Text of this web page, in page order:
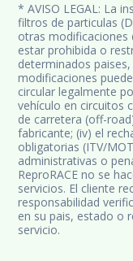
* AVISO LEGAL: La
filtros de particulas
otras modificaciones
estar prohibida o
determinados
modificaciones
circular legalmente
vehículo en circuitos
de carretera (off-
fabricante; (iv) el
obligatorias (ITV/
administrativas o
ReproRACE no se
servicios. El cliente
responsabilidad
en su pais, estado o
servicio.